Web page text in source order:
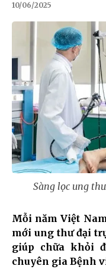
10/06/2025
Sàng lọc ung
Mỗi năm Việt
mới ung thư đại
giúp chữa khỏi
chuyên gia Bệnh